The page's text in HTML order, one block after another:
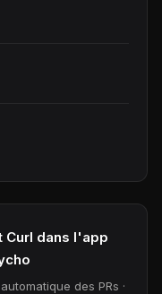
Curl dans l'app
des PRs ·